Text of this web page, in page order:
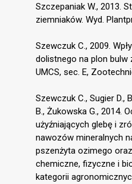
Szczepaniak W., 2013.
ziemniaków. Wyd.
Szewczuk C., 2009.
dolistnego na plon bulw
UMCS, sec. E,
Szewczuk C., Sugier D.,
B., Żukowska G., 2014.
użyźniających glebę i
nawozów mineralnych
pszenżyta ozimego
chemiczne, fizyczne i
kategorii